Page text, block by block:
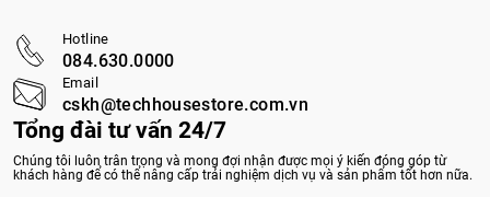
Tổng đài tư vấn 24/7
Chúng tôi luôn trân trọng và mong đợi nhận được mọi ý kiến đóng góp từ
khách hàng để có thể nâng cấp trải nghiệm dịch vụ và sản phẩm tốt hơn nữa.
Hotline
084.630.0000
Email
cskh@techhousestore.com.vn